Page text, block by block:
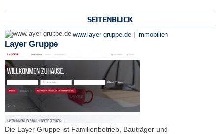
SEITENBLICK
www.layer-gruppe.de | Immobilien
Layer Gruppe
Die Layer Gruppe ist Familienbetrieb, Bauträger und